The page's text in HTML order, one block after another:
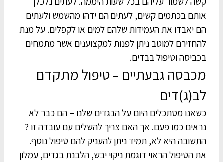
אותם בכתמים קשים, לעתים הם ידהו מהשמש ולעתים
הם יאבדו את העמידות שלהם למים או לקפלים. על מנת
להחזירם למוטב ניתן לפנות למקצוענים אשר מתמחים
בכביסה וטיפול בבדים.
מכבסה גבעתיים – טיפול מתקדם
לב(ג)דים
כשאנו מסתכלים היום על הבגדים שלנו – הם כבר לא
נראים כמו פעם. אך האם צריך להשלים עם עובדה זו ?
התשובה היא לא, תמיד ניתן להעניק להם טיפול נוסף.
את הטיפול הראוי דוגמת ניקוי יבש, הלבנת בגדים, עמלון